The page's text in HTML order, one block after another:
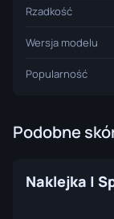
Rzadkość
Wersja modelu
Popularność
Podobne
Naklejka |